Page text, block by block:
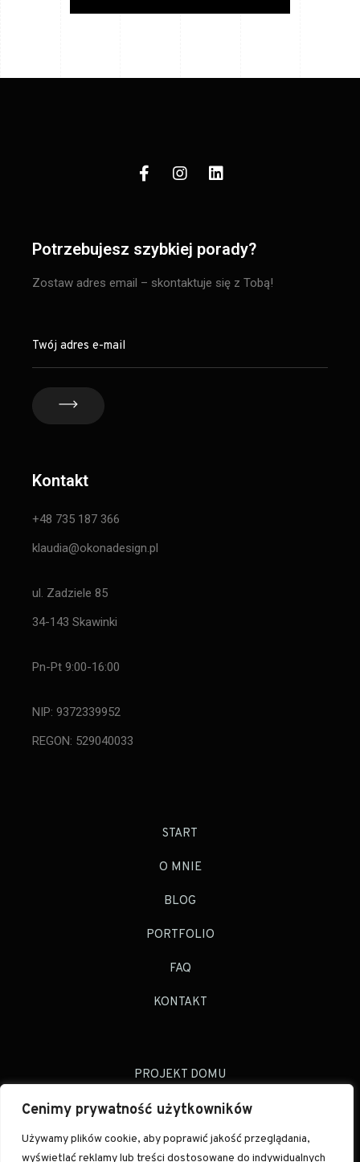
Cenimy prywatność użytkowników
Używamy plików cookie, aby poprawić jakość przeglądania,
wyświetlać reklamy lub treści dostosowane do indywidualnych
Potrzebujesz szybkiej porady?
Zostaw adres email – skontaktuje się z Tobą!
Kontakt
+48 735 187 366
klaudia@okonadesign.pl
ul. Zadziele 85
34-143 Skawinki
Pn-Pt 9:00-16:00
NIP: 9372339952
REGON: 529040033
START
O MNIE
BLOG
PORTFOLIO
FAQ
KONTAKT
PROJEKT DOMU
PROJEKT MIESZKANIA
POJEDYŃCZE POMIESZCZENIE